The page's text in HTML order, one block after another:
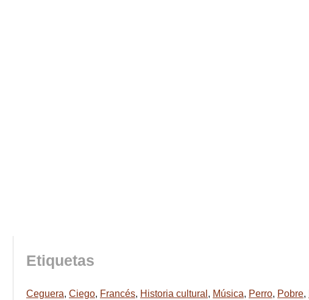
Etiquetas
Ceguera, Ciego, Francés, Historia cultural , Música, Perro, Pobre,